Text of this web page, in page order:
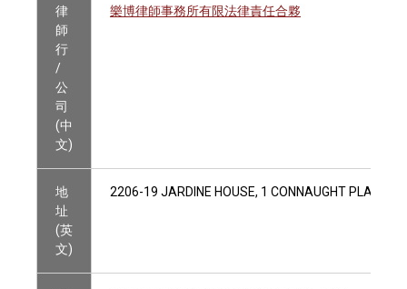
律
師
行
/
公
司
(中
文)
樂博律師事務所有限法律責任合夥
地
址
(英
文)
2206-19 JARDINE HOUSE, 1 CONNAUGHT PLACE,